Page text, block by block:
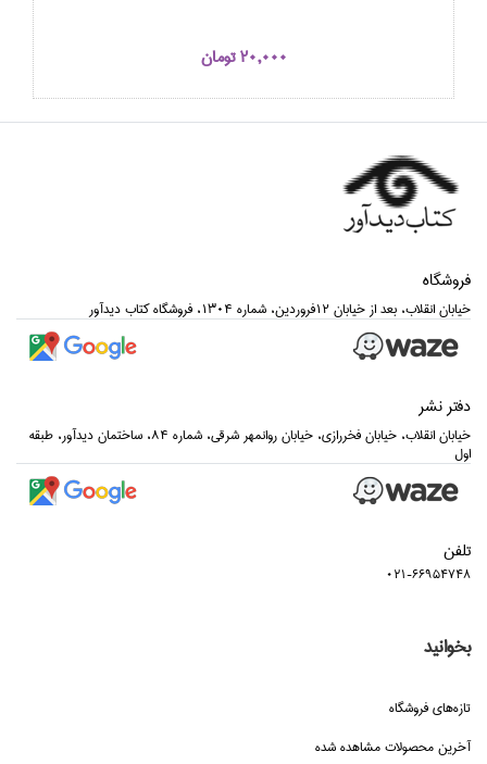
20,000 تومان
فروشگاه
خيابان انقلاب، بعد از خيابان 12فروردين، شماره 1304، فروشگاه كتاب ديدآور
دفتر نشر
خيابان انقلاب، خيابان فخررازي، خيابان روانمهر شرقي، شماره 84، ساختمان ديدآور، طبقه
اول
تلفن
021-66954748
بخوانید
تازه‌هاي فروشگاه
آخرین محصولات مشاهده شده